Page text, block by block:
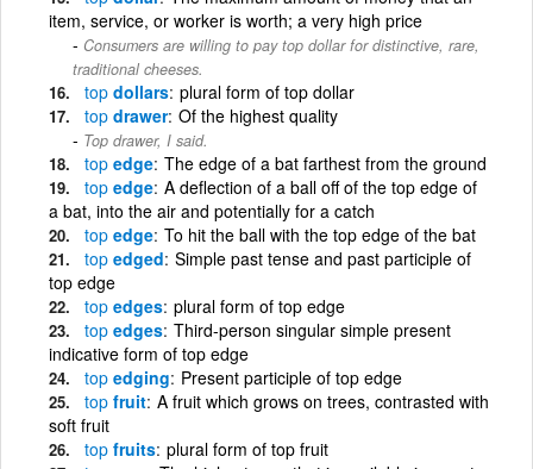
item, service, or worker is worth; a very high price
Consumers are willing to pay top dollar for distinctive, rare,
traditional cheeses.
top dollars plural form of top dollar
top drawer Of the highest quality
Top drawer, I said.
top edge The edge of a bat farthest from the ground
top edge A deflection of a ball off of the top edge of
a bat, into the air and potentially for a catch
top edge To hit the ball with the top edge of the bat
top edged Simple past tense and past participle of
top edge
top edges plural form of top edge
top edges Third-person singular simple present
indicative form of top edge
top edging Present participle of top edge
top fruit A fruit which grows on trees, contrasted with
soft fruit
top fruits plural form of top fruit